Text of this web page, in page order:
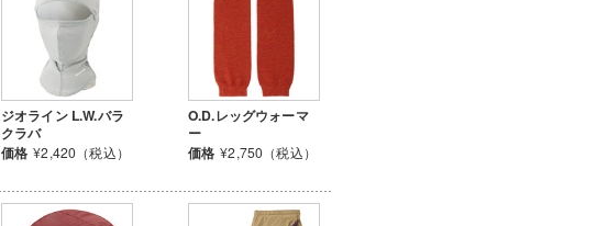
ジオライン L.W.バラ
クラバ
価格 ¥2,420（税込）
O.D.レッグウォーマ
ー
価格 ¥2,750（税込）